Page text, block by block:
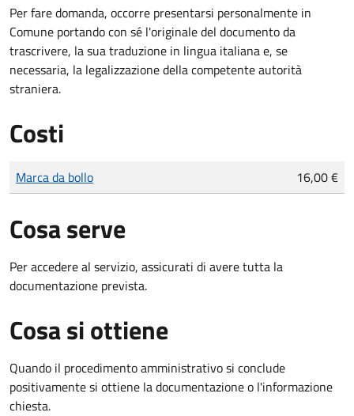
Per fare domanda, occorre presentarsi personalmente in
Comune portando con sé l'originale del documento da
trascrivere, la sua traduzione in lingua italiana e, se
necessaria, la legalizzazione della competente autorità
straniera.
Costi
Tipo di pagamento
Importo
Marca da bollo 16,00 €
Cosa serve
Per accedere al servizio, assicurati di avere tutta la
documentazione prevista.
Cosa si ottiene
Quando il procedimento amministrativo si conclude
positivamente si ottiene la documentazione o l'informazione
chiesta.